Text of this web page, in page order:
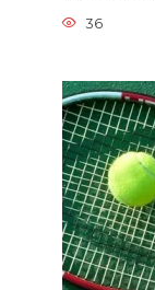
36